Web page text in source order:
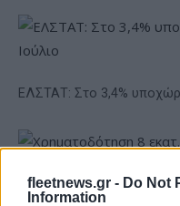
fleetnews.gr - Do Not
Information
ΕΛΣΤΑΤ: Στο 3,4%